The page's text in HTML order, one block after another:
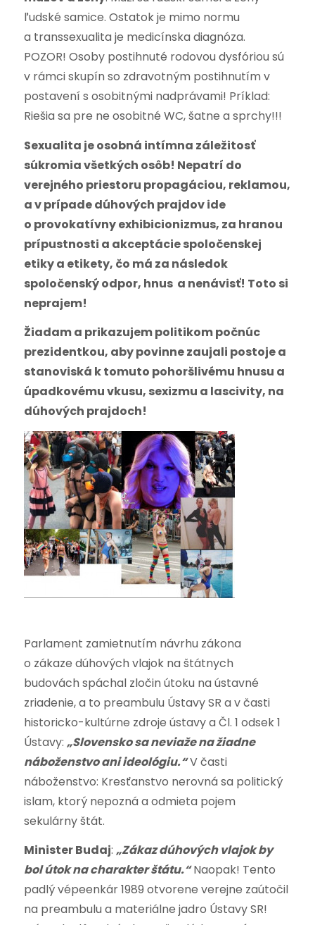
ľudské samice. Ostatok je mimo normu
a transsexualita je medicínska diagnóza.
POZOR! Osoby postihnuté rodovou dysfóriou sú
v rámci skupín so zdravotným postihnutím v
postavení s osobitnými nadprávami! Príklad:
Riešia sa pre ne osobitné WC, šatne a sprchy!!!
Sexualita je osobná intímna záležitosť
súkromia všetkých osôb! Nepatrí do
verejného priestoru propagáciou, reklamou,
a v prípade dúhových prajdov ide
o provokatívny exhibicionizmus, za hranou
prípustnosti a akceptácie spoločenskej
etiky a etikety, čo má za následok
spoločenský odpor, hnus a nenávisť! Toto si
neprajem!
Žiadam a prikazujem politikom počnúc
prezidentkou, aby povinne zaujali postoje a
stanoviská k tomuto pohoršlivému hnusu a
úpadkovému vkusu, sexizmu a lascivity, na
dúhových prajdoch!
Parlament zamietnutím návrhu zákona
o zákaze dúhových vlajok na štátnych
budovách spáchal zločin útoku na ústavné
zriadenie, a to preambulu Ústavy SR a v časti
historicko-kultúrne zdroje ústavy a Čl. 1 odsek 1
Ústavy: „Slovensko sa neviaže na žiadne
náboženstvo ani ideológiu.“V časti
náboženstvo: Kresťanstvo nerovná sa politický
islam, ktorý nepozná a odmieta pojem
sekulárny štát.
Minister Budaj: „Zákaz dúhových vlajok by
bol útok na charakter štátu.“Naopak! Tento
padlý vépeenkár 1989 otvorene verejne zaútočil
na preambulu a materiálne jadro Ústavy SR!